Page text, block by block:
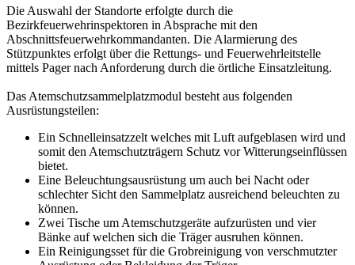
Die Auswahl der Standorte erfolgte durch die
Bezirkfeuerwehrinspektoren in Absprache mit den
Abschnittsfeuerwehrkommandanten. Die Alarmierung des
Stützpunktes erfolgt über die Rettungs- und Feuerwehrleitstelle
mittels Pager nach Anforderung durch die örtliche Einsatzleitung.
Das Atemschutzsammelplatzmodul besteht aus folgenden
Ausrüstungsteilen:
Ein Schnelleinsatzzelt welches mit Luft aufgeblasen wird und
somit den Atemschutzträgern Schutz vor Witterungseinflüssen
bietet.
Eine Beleuchtungsausrüstung um auch bei Nacht oder
schlechter Sicht den Sammelplatz ausreichend beleuchten zu
können.
Zwei Tische um Atemschutzgeräte aufzurüsten und vier
Bänke auf welchen sich die Träger ausruhen können.
Ein Reinigungsset für die Grobreinigung von verschmutzter